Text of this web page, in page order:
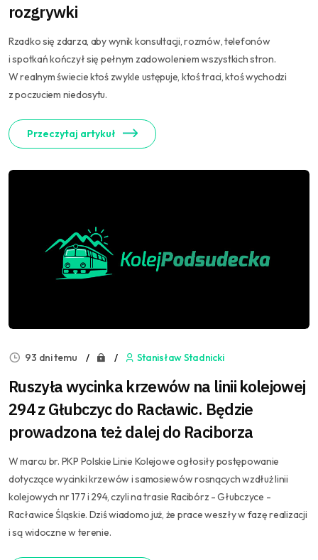
rozgrywki
Rzadko się zdarza, aby wynik konsultacji, rozmów, telefonów
i spotkań kończył się pełnym zadowoleniem wszystkich stron.
W realnym świecie ktoś zwykle ustępuje, ktoś traci, ktoś wychodzi
z poczuciem niedosytu.
Przeczytaj artykuł
93 dni temu Stanisław Stadnicki
Ruszyła wycinka krzewów na linii kolejowej
294 z Głubczyc do Racławic. Będzie
prowadzona też dalej do Raciborza
W marcu br. PKP Polskie Linie Kolejowe ogłosiły postępowanie
dotyczące wycinki krzewów i samosiewów rosnących wzdłuż linii
kolejowych nr 177 i 294, czyli na trasie Racibórz - Głubczyce -
Racławice Śląskie. Dziś wiadomo już, że prace weszły w fazę realizacji
i są widoczne w terenie.